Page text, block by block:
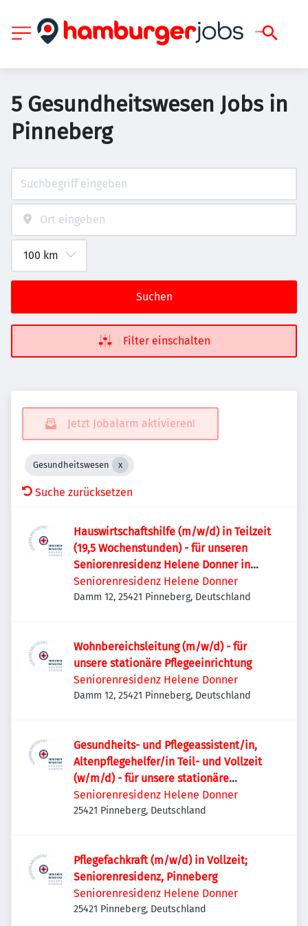
5 Gesundheitswesen Jobs in
Pinneberg
Suchen
Filter einschalten
Jetzt Jobalarm aktivieren!
Gesundheitswesen
Suche zurücksetzen
Hauswirtschaftshilfe (m/w/d) in Teilzeit
(19,5 Wochenstunden) - für unseren
Seniorenresidenz Helene Donner in
Pinneberg
Seniorenresidenz Helene Donner
Damm 12, 25421 Pinneberg, Deutschland
Wohnbereichsleitung (m/w/d) - für
unsere stationäre Pflegeeinrichtung
Seniorenresidenz Helene Donner
Damm 12, 25421 Pinneberg, Deutschland
Gesundheits- und Pflegeassistent/in,
Altenpflegehelfer/in Teil- und Vollzeit
(w/m/d) - für unsere stationäre
Pflegeeinrichtung Helene Donner in
Pinneberg
Seniorenresidenz Helene Donner
25421 Pinneberg, Deutschland
Pflegefachkraft (m/w/d) in Vollzeit;
Seniorenresidenz, Pinneberg
Seniorenresidenz Helene Donner
25421 Pinneberg, Deutschland